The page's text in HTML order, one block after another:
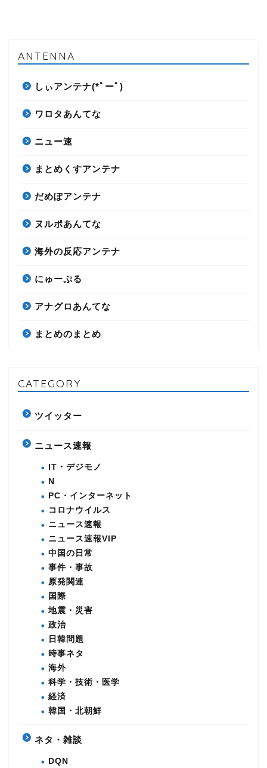
ANTENNA
しぃアンテナ(*ﾟーﾟ)
ワロタあんてな
ニュー速
まとめくすアンテナ
だめぽアンテナ
ヌルポあんてな
海外の反応アンテナ
にゅーぷる
アナグロあんてな
まとめのまとめ
CATEGORY
ツイッター
ニュース速報
IT・デジモノ
N
PC・インターネット
コロナウイルス
ニュース速報
ニュース速報VIP
中国の日常
事件・事故
原発関連
国際
地震・災害
政治
日韓問題
時事ネタ
海外
科学・技術・医学
経済
韓国・北朝鮮
ネタ・雑談
DQN